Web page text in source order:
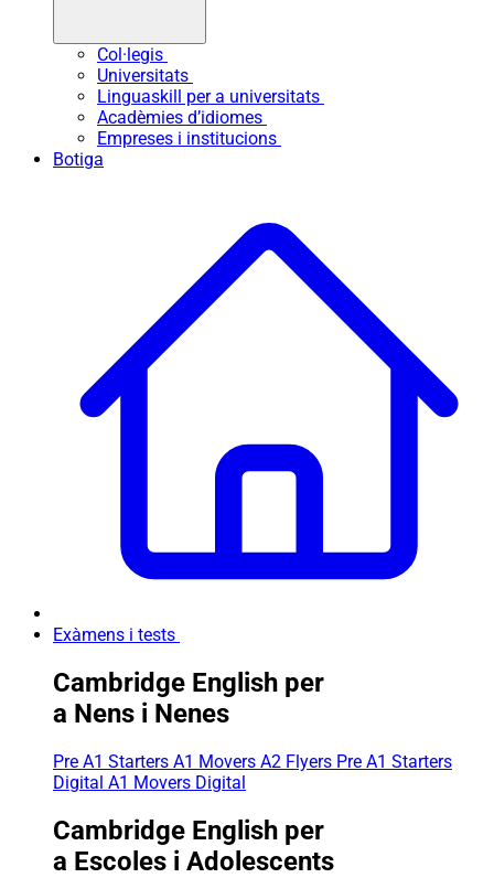
Col·legis
Universitats
Linguaskill per a universitats
Acadèmies d’idiomes
Empreses i institucions
Botiga
Exàmens i tests
Cambridge English per
a Nens i Nenes
Pre A1 Starters A1 Movers A2 Flyers Pre A1 Starters
Digital A1 Movers Digital
Cambridge English per
a Escoles i Adolescents